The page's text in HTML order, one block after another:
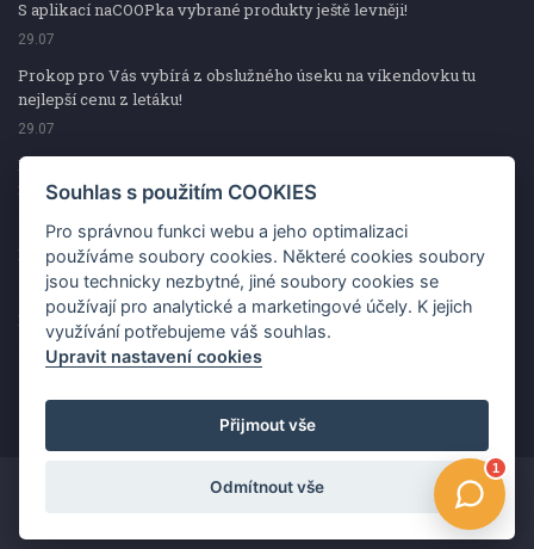
S aplikací naCOOPka vybrané produkty ještě levněji!
29.07
Prokop pro Vás vybírá z obslužného úseku na víkendovku tu
nejlepší cenu z letáku!
29.07
Prokop pro Vás vybírá z obslužného úseku na víkendovku tu
nejlepší cenu z letáku!
Kup špekáčky od Váhaly a vyhraj s naCOOPkou sekerku Fiskars
29.07
Prokop pro Vás vybírá na víkendovku ty nejlepší ceny z letáku!
29.07
Copyright ©2026 Jednota, spotřební družstvo v Hodoníně
Souhlas s použitím COOKIES
Pro správnou funkci webu a jeho optimalizaci
používáme soubory cookies. Některé cookies soubory
jsou technicky nezbytné, jiné soubory cookies se
používají pro analytické a marketingové účely. K jejich
využívání potřebujeme váš souhlas.
Upravit nastavení cookies
Přijmout vše
Odmítnout vše